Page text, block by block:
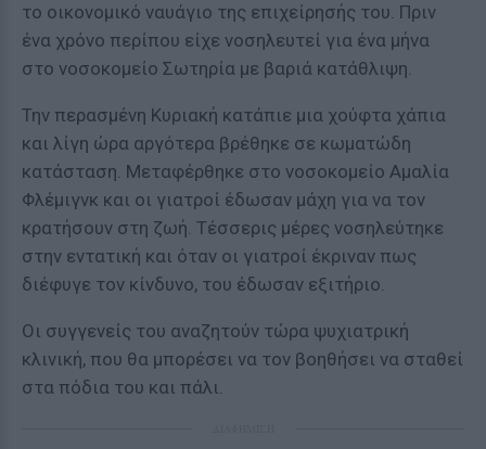
το οικονομικό ναυάγιο της επιχείρησής του. Πριν
ένα χρόνο περίπου είχε νοσηλευτεί για ένα μήνα
στο νοσοκομείο Σωτηρία με βαριά κατάθλιψη.
Την περασμένη Κυριακή κατάπιε μια χούφτα χάπια
και λίγη ώρα αργότερα βρέθηκε σε κωματώδη
κατάσταση. Μεταφέρθηκε στο νοσοκομείο Αμαλία
Φλέμιγνκ και οι γιατροί έδωσαν μάχη για να τον
κρατήσουν στη ζωή. Τέσσερις μέρες νοσηλεύτηκε
στην εντατική και όταν οι γιατροί έκριναν πως
διέφυγε τον κίνδυνο, του έδωσαν εξιτήριο.
Οι συγγενείς του αναζητούν τώρα ψυχιατρική
κλινική, που θα μπορέσει να τον βοηθήσει να σταθεί
στα πόδια του και πάλι.